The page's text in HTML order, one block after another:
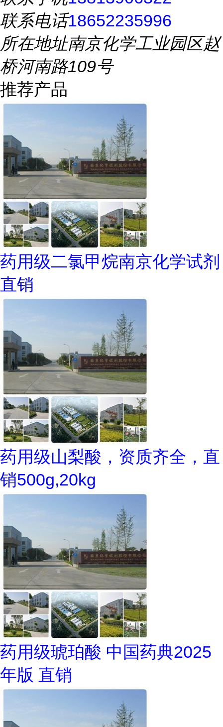
联系电话18652235996
所在地址南京化学工业园区赵
桥河南路109号
推荐产品
药用级二氯甲烷南京化学试剂
直销
药用级山梨酸，资质齐全，直
销500g,20kg
药用级琥珀酸 中国药典2025
年版 直销